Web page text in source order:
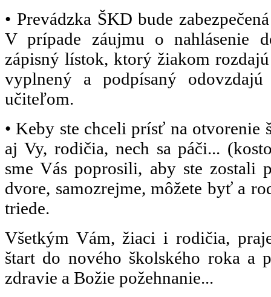
• Prevádzka ŠKD bude
V prípade záujmu o nahlásenie
zápisný lístok, ktorý žiakom
vyplnený a podpísaný
učiteľom.
• Keby ste chceli prísť na otvorenie
aj Vy, rodičia, nech sa páči...
sme Vás poprosili, aby ste zostali
dvore, samozrejme, môžete byť a
triede.
Všetkým Vám, žiaci i rodičia,
štart do nového školského roka a
zdravie a Božie požehnanie...